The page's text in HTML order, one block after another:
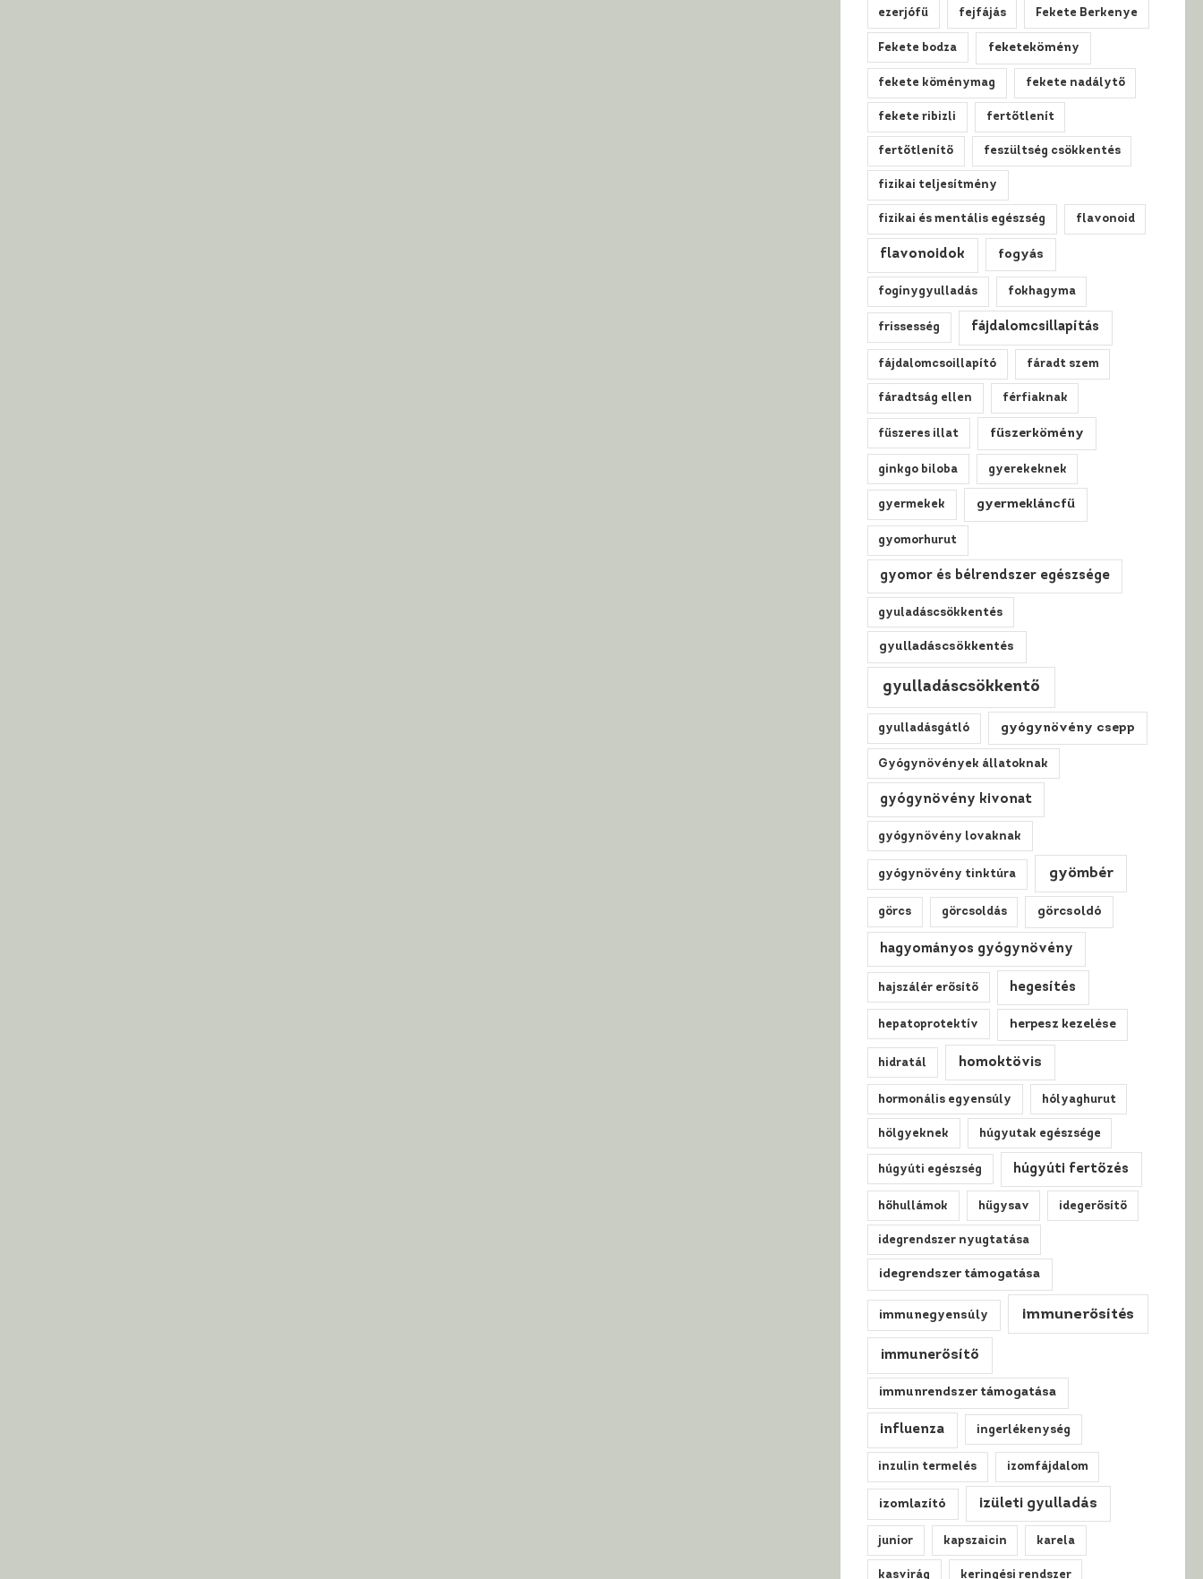
ezerjófű fejfájás Fekete Berkenye
Fekete bodza feketekömény
fekete köménymag fekete nadálytő
fekete ribizli fertőtlenít
fertőtlenítő feszültség csökkentés
fizikai teljesítmény
fizikai és mentális egészség flavonoid
flavonoidok fogyás
fogínygyulladás fokhagyma
frissesség fájdalomcsillapítás
fájdalomcsoillapító fáradt szem
fáradtság ellen férfiaknak
fűszeres illat fűszerkömény
ginkgo biloba gyerekeknek
gyermekek gyermekláncfű
gyomorhurut
gyomor és bélrendszer egészsége
gyuladáscsökkentés
gyulladáscsökkentés
gyulladáscsökkentő
gyulladásgátló gyógynövény csepp
Gyógynövények állatoknak
gyógynövény kivonat
gyógynövény lovaknak
gyógynövény tinktúra gyömbér
görcs görcsoldás görcsoldó
hagyományos gyógynövény
hajszálér erősítő hegesítés
hepatoprotektív herpesz kezelése
hidratál homoktövis
hormonális egyensúly hólyaghurut
hölgyeknek húgyutak egészsége
húgyúti egészség húgyúti fertőzés
hőhullámok hűgysav idegerősítő
idegrendszer nyugtatása
idegrendszer támogatása
immunegyensúly immunerősítés
immunerősítő
immunrendszer támogatása
influenza ingerlékenység
inzulin termelés izomfájdalom
izomlazító izületi gyulladás
junior kapszaicin karela
kasvirág keringési rendszer